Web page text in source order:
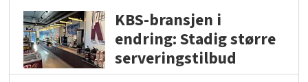
KBS-bransjen i
endring: Stadig større
serveringstilbud